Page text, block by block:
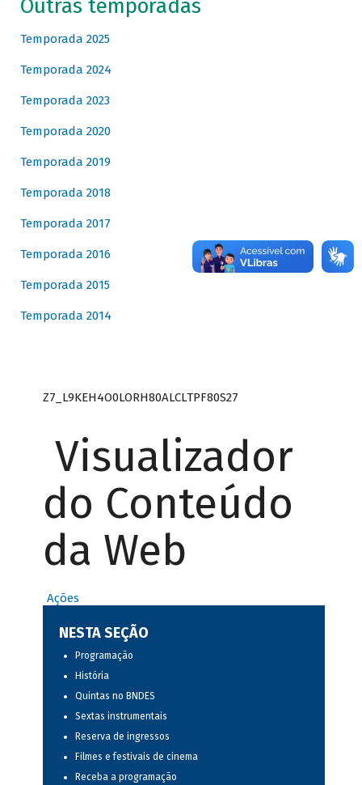
Outras temporadas
Temporada 2025
Temporada 2024
Temporada 2023
Temporada 2020
Temporada 2019
Temporada 2018
Temporada 2017
Temporada 2016
Temporada 2015
Temporada 2014
Z7_L9KEH4O0LORH80ALCLTPF80S27
Visualizador
do Conteúdo
da Web
Ações
NESTA SEÇÃO
Programação
História
Quintas no BNDES
Sextas instrumentais
Reserva de ingressos
Filmes e festivais de cinema
Receba a programação